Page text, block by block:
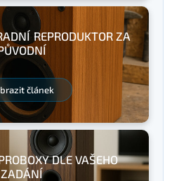
REPRODUKTOR ZA
článek
DLE VAŠEHO
ZADÁNÍ